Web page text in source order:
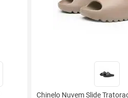
Chinelo Nuvem Slide